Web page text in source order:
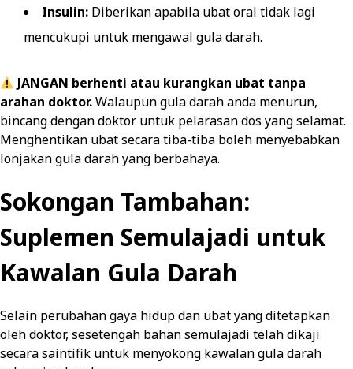
Insulin: Diberikan apabila ubat oral tidak lagi
mencukupi untuk mengawal gula darah.
JANGAN berhenti atau kurangkan ubat tanpa
arahan doktor.Walaupun gula darah anda menurun,
bincang dengan doktor untuk pelarasan dos yang selamat.
Menghentikan ubat secara tiba-tiba boleh menyebabkan
lonjakan gula darah yang berbahaya.
Sokongan Tambahan:
Suplemen Semulajadi untuk
Kawalan Gula Darah
Selain perubahan gaya hidup dan ubat yang ditetapkan
oleh doktor, sesetengah bahan semulajadi telah dikaji
secara saintifik untuk menyokong kawalan gula darah